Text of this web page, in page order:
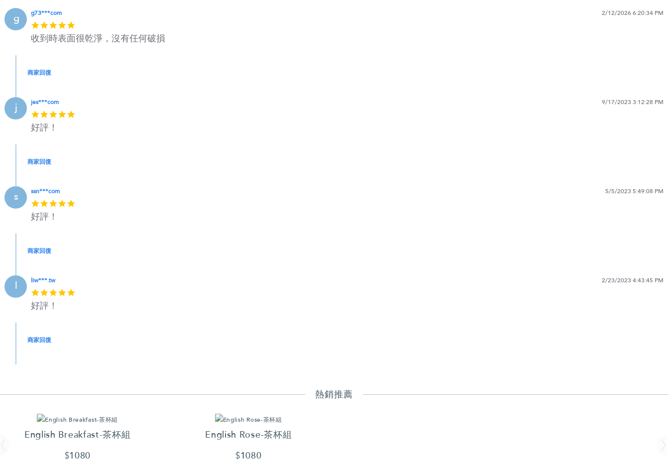
g g73***com
star
rating
2/12/2026 6:20:34 PM
收到時表面很乾淨，沒有任何破損
商家回復
j jes***com 9/17/2023 3:12:28 PM
好評！
商家回復
s ssn***com 5/5/2023 5:49:08 PM
好評！
商家回復
l liw***.tw 2/23/2023 4:43:45 PM
好評！
商家回復
熱銷推薦
English Breakfast-茶杯組
$1080
English Rose-茶杯組
$1080